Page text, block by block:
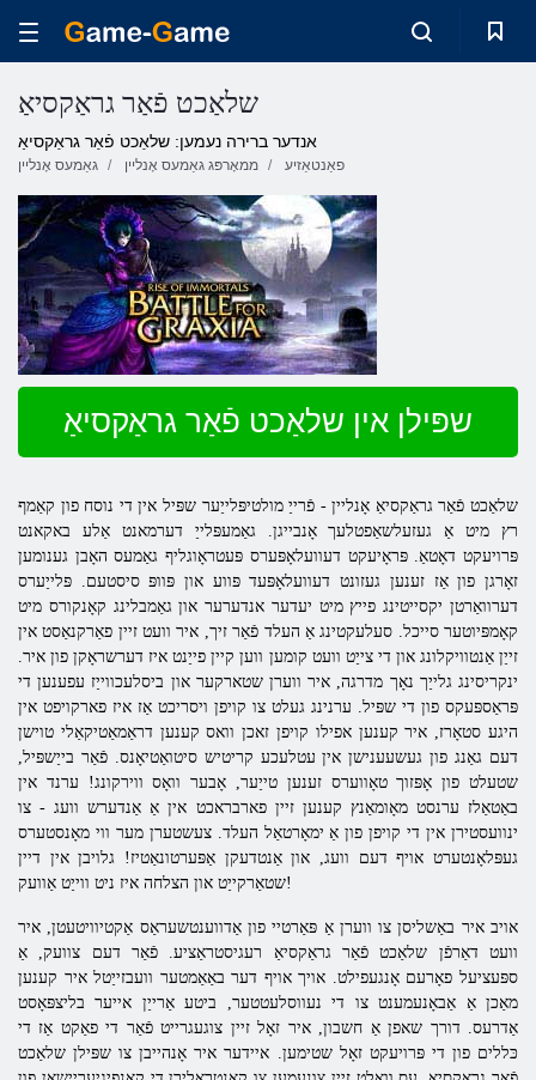
שלאַכט פֿאַר גראַקסיאַ
אנדער ברירה נעמען: שלאַכט פֿאַר גראַקסיאַ
גאַמעס אָנליין ממאָרפּג גאַמעס אָנליין פאַנטאַזיע
שפּילן אין שלאַכט פֿאַר גראַקסיאַ
שלאַכט פֿאַר גראַקסיאַ אָנליין - פֿרייַ מולטיפּלייַער שפּיל אין די נוסח פון קאַמף
רץ מיט אַ געזעלשאַפטלעך אָנבייגן. גאַמעפּלייַ דערמאנט אַלע באקאנט
פּרויעקט דאָטאַ. פּראָיעקט דעוועלאָפּערס פּעטראָוגליף גאַמעס האָבן גענומען
זאָרגן פון אַז זענען געזונט דעוועלאָפּעד פּווע און פּוופּ סיסטעם. פּלייַערס
דערוואַרטן יקסייטינג פייץ מיט יעדער אנדערער און גאַמבלינג קאָנקורס מיט
קאָמפּיוטער סייכל. סעלעקטינג אַ העלד פֿאַר זיך, איר וועט זיין פאַרקנאַסט אין
זייַן אַנטוויקלונג און די צייַט וועט קומען ווען קיין פייַנט איז דערשראָקן פון איר.
ינקריסינג גלייַך נאָך מדרגה, איר ווערן שטארקער און ביסלעכווייַז עפענען די
פּראַספּעקס פון די שפּיל. ערנינג געלט צו קויפן ויסריכט אַז איז פארקויפט אין
היגע סטאָרז, איר קענען אפילו קויפן זאכן וואס קענען דראַמאַטיקאַלי טוישן
דעם גאַנג פון געשעענישן אין עטלעכע קריטיש סיטואַטיאָנס. פֿאַר בייַשפּיל,
שטעלט פון אָפּזוך טאָווערס זענען טייַער, אָבער וואָס ווירקונג! ערנד אין
באַטאַלז ערנסט מאָומאַנץ קענען זיין פארבראכט אין אַ אַנדערש וועג - צו
ינוועסטירן אין די קויפן פון אַ ימאָרטאַל העלד. צעשטערן מער ווי מאָנסטערס
געפּלאָנטערט אויף דעם וועג, און אַנטדעקן אַפּערטונאַטיז! גלויבן אין דיין
שטאַרקייַט און הצלחה איז ניט ווייַט אַוועק!
אויב איר באַשליסן צו ווערן אַ פּאַרטיי פון אַדווענטשעראַס אַקטיוויטעטן, איר
וועט דאַרפֿן שלאַכט פֿאַר גראַקסיאַ רעגיסטראַציע. פֿאַר דעם צוועק, אַ
ספּעציעל פאָרעם אָנגעפילט. אויך אויף דער באַאַמטער וועבזייַטל איר קענען
מאַכן אַ אַבאָנעמענט צו די נעווסלעטטער, ביטע אַרייַן אייער בליצפּאָסט
אַדרעס. דורך שאפן אַ חשבון, איר זאָל זיין צוגעגרייט פֿאַר די פאַקט אַז די
כּללים פון די פּרויעקט זאָל שטימען. איידער איר אָנהייבן צו שפּילן שלאַכט